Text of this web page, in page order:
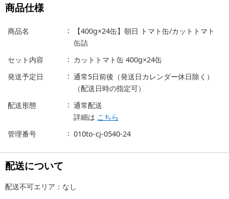
商品仕様
商品名
【400g×24缶】朝日 トマト缶/カットトマト
缶詰
セット内容
カットトマト缶 400g×24缶
発送予定日
通常5日前後（発送日カレンダー休日除く）
（配送日時の指定可）
配送形態
通常配送
詳細は こちら
管理番号
010to-cj-0540-24
配送について
配送不可エリア：なし